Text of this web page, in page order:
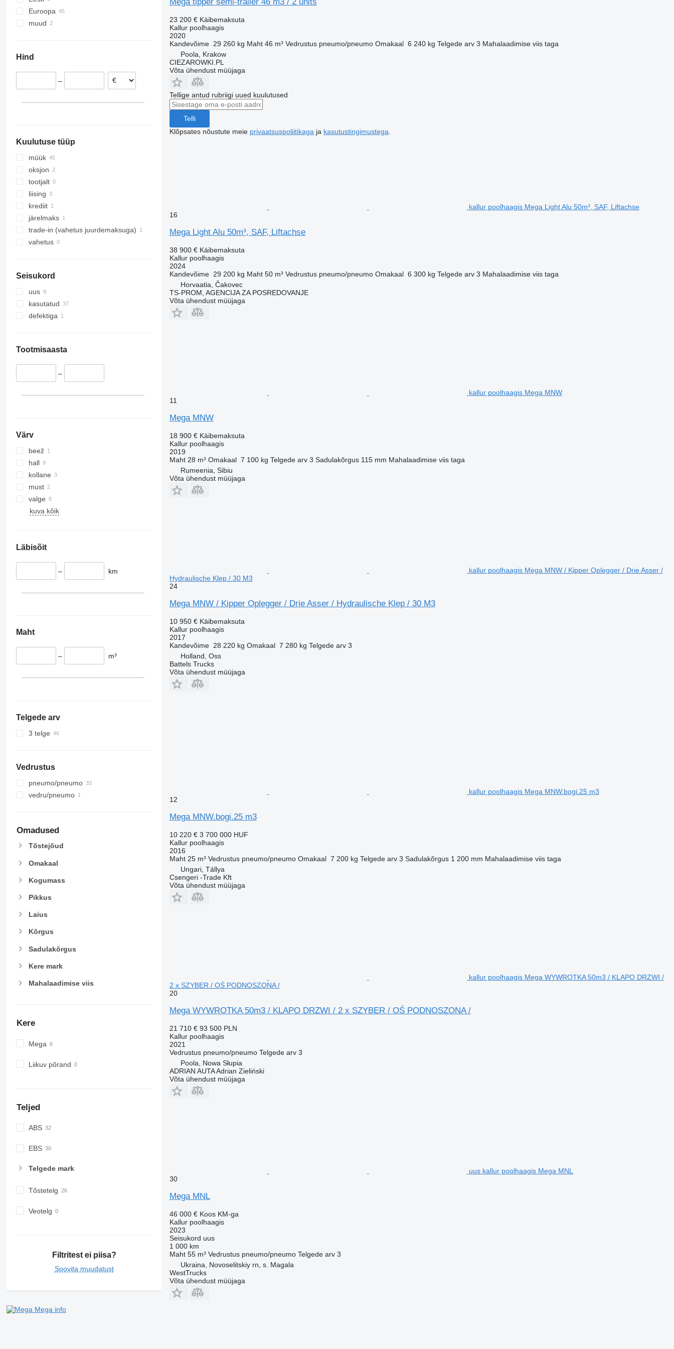
Euroopa
Ungari
Saksamaa
muud
Hind
–
Kuulutuse tüüp
müük
oksjon
tootjalt
liising
krediit
järelmaks
trade-in (vahetus juurdemaksuga)
vahetus
Seisukord
uus
kasutatud
defektiga
Tootmisaasta
–
Värv
beež
hall
kollane
must
valge
kuva kõik
Läbisõit
– km
Maht
– m³
Telgede arv
3 telge
Vedrustus
pneumo/pneumo
vedru/pneumo
Omadused
Tõstejõud
Omakaal
Kogumass
Pikkus
Laius
Kõrgus
Sadulakõrgus
Kere mark
Mahalaadimise viis
Kere
Mega
Liikuv põrand
Teljed
ABS
EBS
Telgede mark
Tõstetelg
Veotelg
Filtritest ei piisa?
Soovita muudatust
Mega info
23 200 € Käibemaksuta
Kallur poolhaagis
2020
Kandevõime 29 260 kg Maht 46 m³ Vedrustus pneumo/pneumo Omakaal 6 240 kg Telgede arv 3 Mahalaadimise viis taga
Poola, Krakow
CIEZAROWKI.PL
Võta ühendust müüjaga
Tellige antud rubriigi uued kuulutused
Telli
Klõpsates nõustute meie privaatsuspoliitikaga ja kasutustingimustega
kallur poolhaagis Mega Light Alu 50m³, SAF, Liftachse
16
Mega Light Alu 50m³, SAF, Liftachse
38 900 € Käibemaksuta
Kallur poolhaagis
2024
Kandevõime 29 200 kg Maht 50 m³ Vedrustus pneumo/pneumo Omakaal 6 300 kg Telgede arv 3 Mahalaadimise viis taga
Horvaatia, Čakovec
TS-PROM, AGENCIJA ZA POSREDOVANJE
Võta ühendust müüjaga
kallur poolhaagis Mega MNW
11
Mega MNW
18 900 € Käibemaksuta
Kallur poolhaagis
2019
Maht 28 m³ Omakaal 7 100 kg Telgede arv 3 Sadulakõrgus 115 mm Mahalaadimise viis taga
Rumeenia, Sibiu
Võta ühendust müüjaga
kallur poolhaagis Mega MNW / Kipper Oplegger / Drie Asser /
Hydraulische Klep / 30 M3
24
Mega MNW / Kipper Oplegger / Drie Asser / Hydraulische Klep / 30 M3
10 950 € Käibemaksuta
Kallur poolhaagis
2017
Kandevõime 28 220 kg Omakaal 7 280 kg Telgede arv 3
Holland, Oss
Battels Trucks
Võta ühendust müüjaga
kallur poolhaagis Mega MNW.bogi.25 m3
12
Mega MNW.bogi.25 m3
10 220 € 3 700 000 HUF
Kallur poolhaagis
2016
Maht 25 m³ Vedrustus pneumo/pneumo Omakaal 7 200 kg Telgede arv 3 Sadulakõrgus 1 200 mm Mahalaadimise viis taga
Ungari, Tállya
Csengeri -Trade Kft
Võta ühendust müüjaga
kallur poolhaagis Mega WYWROTKA 50m3 / KLAPO DRZWI /
2 x SZYBER / OŚ PODNOSZONA /
20
Mega WYWROTKA 50m3 / KLAPO DRZWI / 2 x SZYBER / OŚ PODNOSZONA /
21 710 € 93 500 PLN
Kallur poolhaagis
2021
Vedrustus pneumo/pneumo Telgede arv 3
Poola, Nowa Słupia
ADRIAN AUTA Adrian Zieliński
Võta ühendust müüjaga
uus kallur poolhaagis Mega MNL
30
Mega MNL
46 000 € Koos KM-ga
Kallur poolhaagis
2023
Seisukord uus
1 000 km
Maht 55 m³ Vedrustus pneumo/pneumo Telgede arv 3
Ukraina, Novoselitskiy rn, s. Magala
WestTrucks
Võta ühendust müüjaga